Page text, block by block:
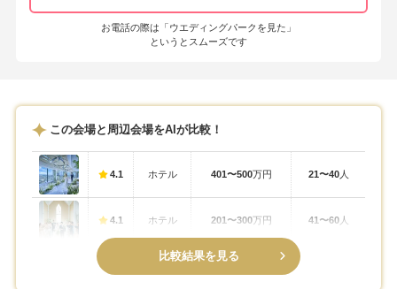
お電話の際は「ウエディングパークを見た」
というとスムーズです
この会場と周辺会場をAIが比較！
4.1 ホテル 401〜500万円 21〜40人
4.1 ホテル 201〜300万円 41〜60人
比較結果を見る